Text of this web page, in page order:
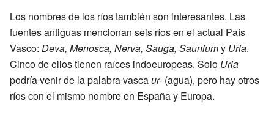
Los nombres de los ríos también son interesantes. Las
fuentes antiguas mencionan seis ríos en el actual País
Vasco: Deva, Menosca, Nerva, Sauga, Sauniumy Uria.
Cinco de ellos tienen raíces indoeuropeas. Solo Uria
podría venir de la palabra vascaur- (agua), pero hay otros
ríos con el mismo nombre en España y Europa.